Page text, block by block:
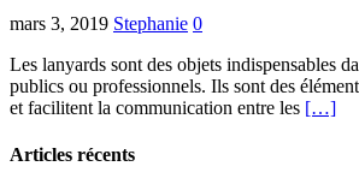
mars 3, 2019 Stephanie 0
Les lanyards sont des objets indispensables
publics ou professionnels. Ils sont des
et facilitent la communication entre les […]
Articles récents